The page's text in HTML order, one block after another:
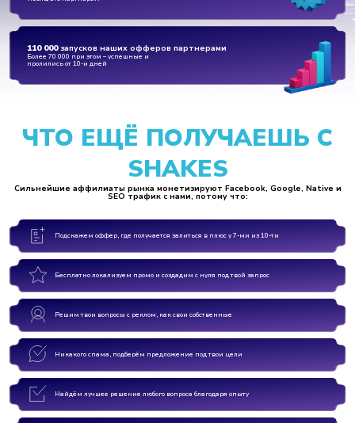
110 000запусков наших офферов партнерами
Более 70 000 при этом – успешные и
пролились от 10-и дней
ЧТО ЕЩЁ ПОЛУЧАЕШЬ С
SHAKES
Сильнейшие аффилиаты рынка монетизируют Facebook, Google, Native и
SEO трафик с нами, потому что:
Подскажем оффер, где получается залиться в плюс у 7-ми из 10-ти
Бесплатно локализуем промо и создадим с нуля под твой запрос
Решим твои вопросы с реклом, как свои собственные
Никакого спама, подберём предложение под твои цели
Найдём лучшее решение любого вопроса благодаря опыту